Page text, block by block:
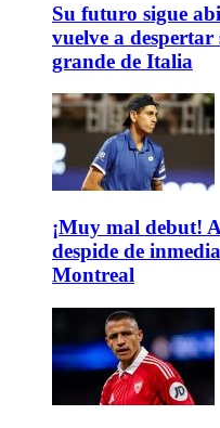
Su futuro sigue
vuelve a despertar
grande de Italia
¡Muy mal debut!
despide de
Montreal